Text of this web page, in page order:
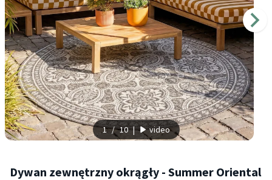
1 / 10 | video
Dywan zewnętrzny okrągły - Summer Oriental